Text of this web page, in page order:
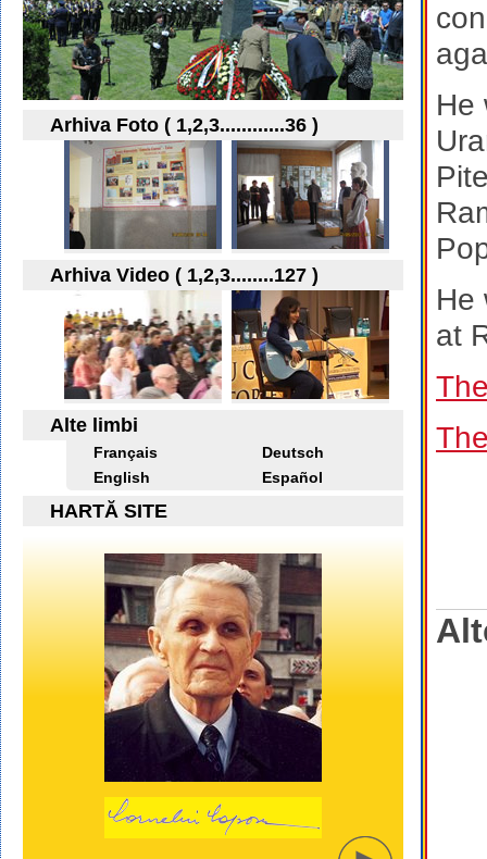
He
He
at
Arhiva Foto ( 1,2,3............36 )
Arhiva Video ( 1,2,3........127 )
Alte limbi
Français
Deutsch
English
Español
HARTĂ SITE